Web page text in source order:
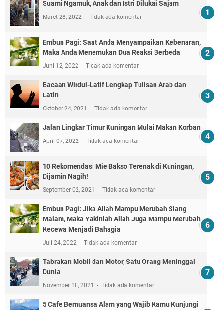
Suami Ngamuk, Anak dan Istri Dilukai Sajam
Maret 28, 2022 Tidak ada komentar
Embun Pagi: Saat Anda Menyampaikan Kebenaran,
Maka Anda Menemukan Dua Reaksi Berbeda
Juni 12, 2022 Tidak ada komentar
Bacaan Wirdul-Latif Lengkap Tulisan Arab dan
Latin
Oktober 24, 2021 Tidak ada komentar
Jalan Lingkar Timur Kuningan Mulai Makan Korban
April 07, 2022 Tidak ada komentar
10 Rekomendasi Mie Bakso Terenak di Kuningan,
Dijamin Nagih!
September 02, 2021 Tidak ada komentar
Embun Pagi: Jika Allah Mampu Merubah Siang
Malam, Maka Yakinlah Allah Juga Mampu Merubah
Kecewa Menjadi Bahagia
Juli 24, 2022 Tidak ada komentar
Tabrakan Mobil dan Motor, Satu Orang Meninggal
Dunia
November 10, 2021 Tidak ada komentar
5 Cafe Bernuansa Alam yang Wajib Kamu Kunjungi